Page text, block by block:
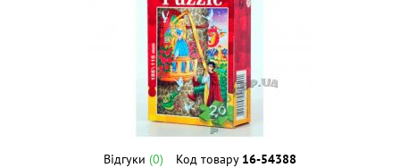
Відгуки (0) Код товару 16-54388